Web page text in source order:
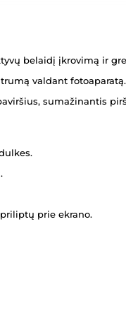
belaidį įkrovimą ir
valdant fotoaparatą.
sumažinantis
prie ekrano.